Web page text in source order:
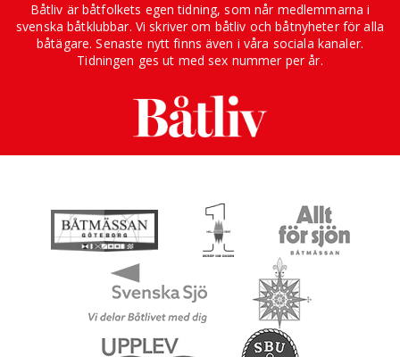
Båtliv är båtfolkets egen tidning, som når medlemmarna i
svenska båtklubbar. Vi skriver om båtliv och båtnyheter för alla
båtägare. Senaste nytt finns även i våra sociala kanaler.
Tidningen ges ut med sex nummer per år.